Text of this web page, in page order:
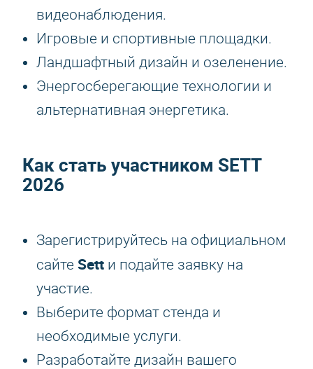
видеонаблюдения.
Игровые и спортивные площадки.
Ландшафтный дизайн и озеленение.
Энергосберегающие технологии и
альтернативная энергетика.
Как стать участником SETT
2026
Зарегистрируйтесь на официальном
сайте Sett и подайте заявку на
участие.
Выберите формат стенда и
необходимые услуги.
Разработайте дизайн вашего